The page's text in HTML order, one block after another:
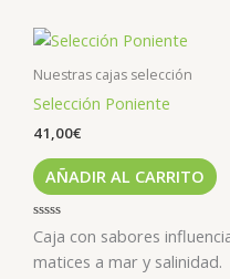
Nuestras cajas selección
Selección Poniente
41,00€
AÑADIR AL CARRITO
Valorado
con
0
de
Caja con sabores
matices a mar y salinidad.